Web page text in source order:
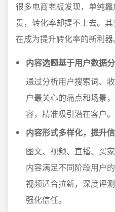
很多电商老板发现，单纯
贵，转化率却提不上去。
在成为提升转化率的新利器
内容选题基于用户数据
通过分析用户搜索词、
户最关心的痛点和场景
容，精准吸引潜在客户。
内容形式多样化，提升
图文、视频、直播、买
内容满足不同阶段用户
视频适合拉新，深度评
强化信任。